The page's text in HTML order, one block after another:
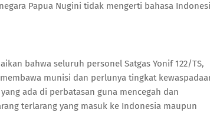
Papua Nugini tidak mengerti bahasa
bahwa seluruh personel Satgas Yonif 122/TS,
munisi dan perlunya tingkat
ada di perbatasan guna mencegah dan
terlarang yang masuk ke Indonesia maupun